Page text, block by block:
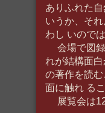
ありふれた
いうか、そ
わし いので
会場で図録
れが結構面
の著作を読
面に触れ る
展覧会は12